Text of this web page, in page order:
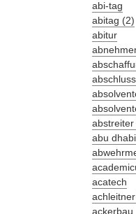
abi-tag
abitag (2)
abitur
abstreiter
abu
acatech
ackerbau